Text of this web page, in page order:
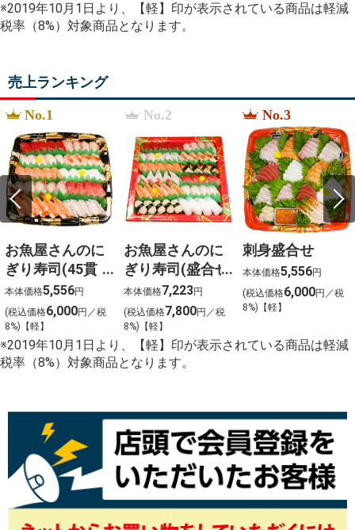
filtro Pentair Sand Dollar 17%22 precio
fax
%E3%81%84%E3%81%A4%E3%81%BE%E3%81%A7
※2019年10月1日より、【軽】印が表示されている商品は軽減
税率（8%）対象商品となります。
売上ランキング
No.1
お魚屋さんのに
ぎり寿司(45貫
入)
本体価格5,556円
(税込価格6,000円／税
8%)【軽】
No.2
お魚屋さんのに
ぎり寿司(盛合せ
(54貫入)
本体価格7,223円
(税込価格7,800円／税
8%)【軽】
No.3
刺身盛合せ
本体価格5,556円
(税込価格6,000円／税
8%)【軽】
※2019年10月1日より、【軽】印が表示されている商品は軽減
税率（8%）対象商品となります。